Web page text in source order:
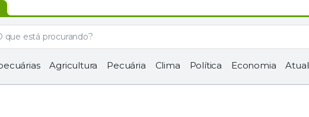
Agricultura Pecuária Clima Política Economia